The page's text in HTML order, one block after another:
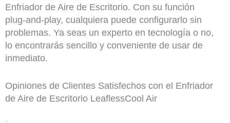
Enfriador de Aire de Escritorio. Con su función
plug-and-play, cualquiera puede configurarlo sin
problemas. Ya seas un experto en tecnología o no,
lo encontrarás sencillo y conveniente de usar de
inmediato.
Opiniones de Clientes Satisfechos con el Enfriador
de Aire de Escritorio LeaflessCool Air